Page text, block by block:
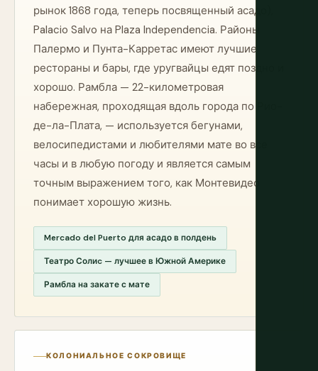
рынок 1868 года, теперь посвященный асадо),
Palacio Salvo на Plaza Independencia. Районы
Палермо и Пунта-Карретас имеют лучшие
рестораны и бары, где уругвайцы едят поздно и
хорошо. Рамбла — 22-километровая
набережная, проходящая вдоль города по Рио-
де-ла-Плата, — используется бегунами,
велосипедистами и любителями мате во все
часы и в любую погоду и является самым
точным выражением того, как Монтевидео
понимает хорошую жизнь.
Mercado del Puerto для асадо в полдень
Театро Солиc — лучшее в Южной Америке
Рамбла на закате с мате
КОЛОНИАЛЬНОЕ СОКРОВИЩЕ